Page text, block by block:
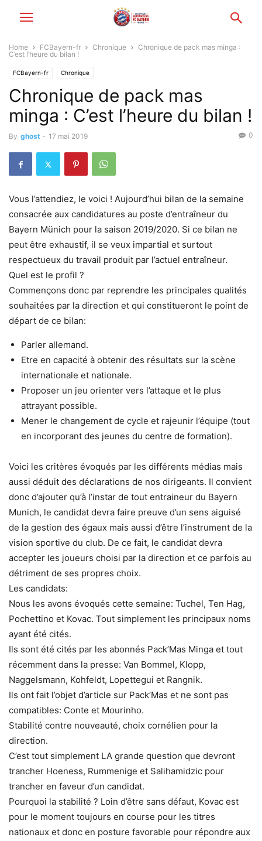
Home FCBayern-fr Chronique
Chronique de pack mas minga :
C’est l’heure du bilan !
FCBayern-fr Chronique
Chronique de pack mas
minga : C’est l’heure du bilan !
By ghost - 17 mai 2019 0
Vous l’attendiez, le voici ! Aujourd’hui bilan de la semaine
consacrée aux candidatures au poste d’entraîneur du
Bayern Münich pour la saison 2019/2020. Si ce bilan ne
peut être exhaustif, il se veux impartial et surtout
respectueux du travail produit par l’actuel entraîneur.
Quel est le profil ?
Commençons donc par reprendre les principales qualités
souhaitées par la direction et qui constitueront le point de
départ de ce bilan:
Parler allemand.
Etre en capacité à obtenir des résultats sur la scène
internationale et nationale.
Proposer un jeu orienter vers l’attaque et le plus
attrayant possible.
Mener le changement de cycle et rajeunir l’équipe (tout
en incorporant des jeunes du centre de formation).
Voici les critères évoqués par les différents médias mais
aussi déduit des déclarations de nos dirigeants. Il convient
donc d’ajouter qu’à l’instar de tout entraineur du Bayern
Munich, le candidat devra faire preuve d’un sens aiguisé
de la gestion des égaux mais aussi d’être l’instrument de la
vision sportive du club. De ce fait, le candidat devra
accepter les joueurs choisi par la direction et ce parfois au
détriment de ses propres choix.
Les candidats:
Nous les avons évoqués cette semaine: Tuchel, Ten Hag,
Pochettino et Kovac. Tout simplement les principaux noms
ayant été cités.
Ils sont été cités par les abonnés Pack’Mas Minga et tout
récemment dans la presse: Van Bommel, Klopp,
Naggelsmann, Kohfeldt, Lopettegui et Rangnik.
Ils ont fait l’objet d’article sur Pack’Mas et ne sont pas
compatibles: Conte et Mourinho.
Stabilité contre nouveauté, choix cornélien pour la
direction.
C’est tout simplement LA grande question que devront
trancher Hoeness, Rummenige et Salihamidzic pour
trancher en faveur d’un candidat.
Pourquoi la stabilité ? Loin d’être sans défaut, Kovac est
pour le moment toujours en course pour les titres
nationaux et donc en posture favorable pour répondre aux